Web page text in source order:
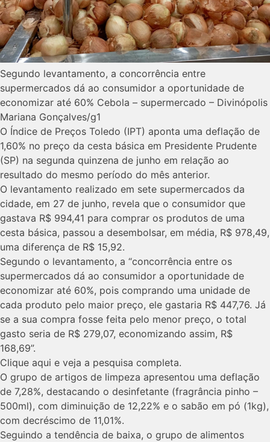
Segundo levantamento, a concorrência entre
supermercados dá ao consumidor a oportunidade de
economizar até 60% Cebola – supermercado – Divinópolis
Mariana Gonçalves/g1
O Índice de Preços Toledo (IPT) aponta uma deflação de
1,60% no preço da cesta básica em Presidente Prudente
(SP) na segunda quinzena de junho em relação ao
resultado do mesmo período do mês anterior.
O levantamento realizado em sete supermercados da
cidade, em 27 de junho, revela que o consumidor que
gastava R$ 994,41 para comprar os produtos de uma
cesta básica, passou a desembolsar, em média, R$ 978,49,
uma diferença de R$ 15,92.
Segundo o levantamento, a “concorrência entre os
supermercados dá ao consumidor a oportunidade de
economizar até 60%, pois comprando uma unidade de
cada produto pelo maior preço, ele gastaria R$ 447,76. Já
se a sua compra fosse feita pelo menor preço, o total
gasto seria de R$ 279,07, economizando assim, R$
168,69”.
Clique aqui e veja a pesquisa completa.
O grupo de artigos de limpeza apresentou uma deflação
de 7,28%, destacando o desinfetante (fragrância pinho –
500ml), com diminuição de 12,22% e o sabão em pó (1kg),
com decréscimo de 11,01%.
Seguindo a tendência de baixa, o grupo de alimentos